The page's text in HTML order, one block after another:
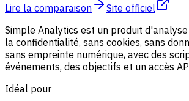
Lire la comparaison
Site officiel
Simple Analytics est un produit
la confidentialité, sans cookies, sans
sans empreinte numérique, avec des
événements, des objectifs et un accès
Idéal pour